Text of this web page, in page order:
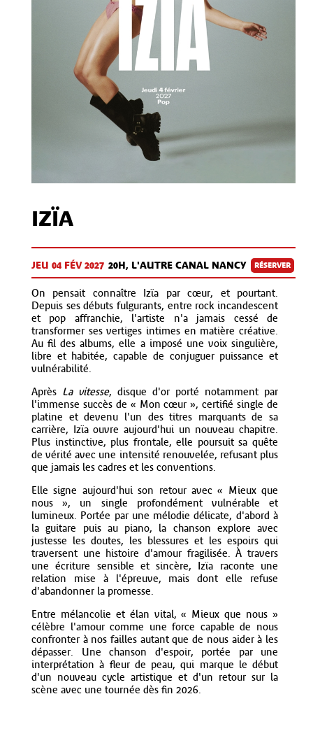
S'inscrire à notre Newsletter
Mon compte Client /
Mentions légales
IZÏA
JEU 04 FÉV 2027 20H, L'AUTRE CANAL NANCY RÉSERVER
On pensait connaître Izïa par cœur, et pourtant.
Depuis ses débuts fulgurants, entre rock incandescent
et pop affranchie, l'artiste n'a jamais cessé de
transformer ses vertiges intimes en matière créative.
Au fil des albums, elle a imposé une voix singulière,
libre et habitée, capable de conjuguer puissance et
vulnérabilité.
Après La vitesse, disque d'or porté notamment par
l'immense succès de « Mon cœur », certifié single de
platine et devenu l'un des titres marquants de sa
carrière, Izïa ouvre aujourd'hui un nouveau chapitre.
Plus instinctive, plus frontale, elle poursuit sa quête
de vérité avec une intensité renouvelée, refusant plus
que jamais les cadres et les conventions.
Elle signe aujourd'hui son retour avec « Mieux que
nous », un single profondément vulnérable et
lumineux. Portée par une mélodie délicate, d'abord à
la guitare puis au piano, la chanson explore avec
justesse les doutes, les blessures et les espoirs qui
traversent une histoire d'amour fragilisée. À travers
une écriture sensible et sincère, Izïa raconte une
relation mise à l'épreuve, mais dont elle refuse
d'abandonner la promesse.
Entre mélancolie et élan vital, « Mieux que nous »
célèbre l'amour comme une force capable de nous
confronter à nos failles autant que de nous aider à les
dépasser. Une chanson d'espoir, portée par une
interprétation à fleur de peau, qui marque le début
d'un nouveau cycle artistique et d'un retour sur la
scène avec une tournée dès fin 2026.